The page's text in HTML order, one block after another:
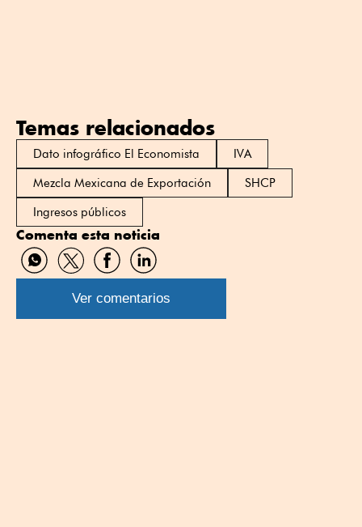
Temas relacionados
Dato infográfico El Economista
IVA
Mezcla Mexicana de Exportación
SHCP
Ingresos públicos
Comenta esta noticia
Compartir
por
WhatsApp
Compartir
por
Twitter
Compartir
por
Facebook
Compartir
por
Linkedin
Ver comentarios